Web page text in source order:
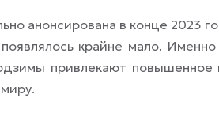
анонсирована в конце 2023
крайне мало.
привлекают повышенное